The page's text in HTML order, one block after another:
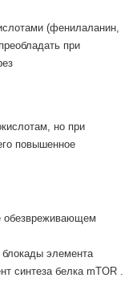
(фенилаланин,
при
но при
повышенное
обезвреживающем
элемента
синтеза белка mTOR .